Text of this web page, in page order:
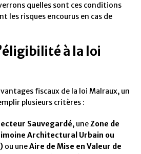
quelles sont ces conditions
les risques encourus en cas de
à la loi
fiscaux de la loi Malraux, un
plusieurs critères :
Sauvegardé, uneZone de
Architectural Urbain ou
ou uneAire de Mise en Valeur de